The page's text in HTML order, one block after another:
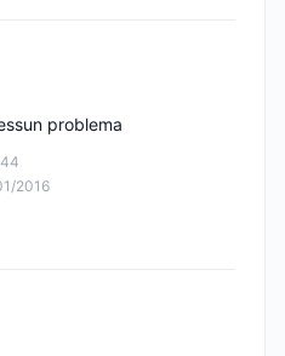
2016
problema